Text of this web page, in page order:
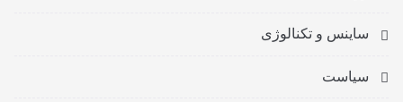
ساینس و تکنالوژی
سیاست